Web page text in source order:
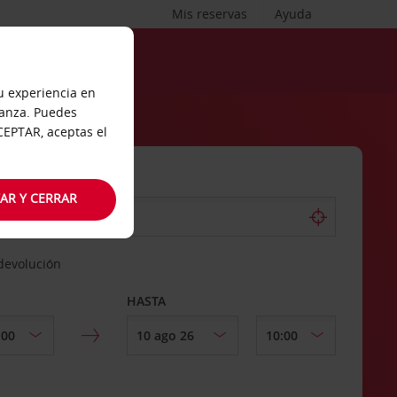
Ayuda
Mis reservas
HASTA
experiencia en
Puedes
aceptas el
Y CERRAR